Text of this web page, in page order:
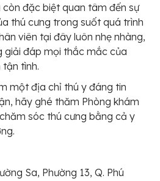
đặc biệt quan tâm đến sự
thú cưng trong suốt quá trình
viên tại đây luôn nhẹ nhàng,
giải đáp mọi thắc mắc của
tình.
một địa chỉ thú y đáng tin
hãy ghé thăm Phòng khám
sóc thú cưng bằng cả y
Sa, Phường 13, Q. Phú